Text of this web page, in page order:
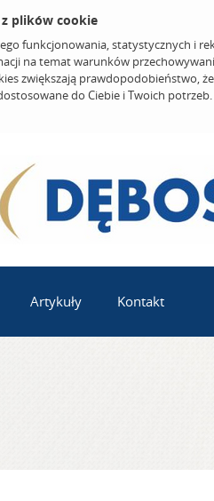
plików cookie
funkcjonowania, statystycznych i
na temat warunków
zwiększają prawdopodobieństwo,
do Ciebie i Twoich
Artykuły Kontakt